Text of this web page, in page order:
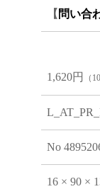
【 問い合
1,620円 （
No
16 × 90 ×